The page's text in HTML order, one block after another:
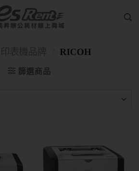
RICOH
篩選商品